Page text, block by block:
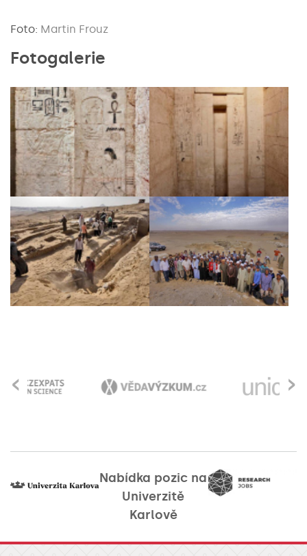
Foto: Martin Frouz
Fotogalerie
›
‹
Nabídka pozic na
Univerzitě
Karlově